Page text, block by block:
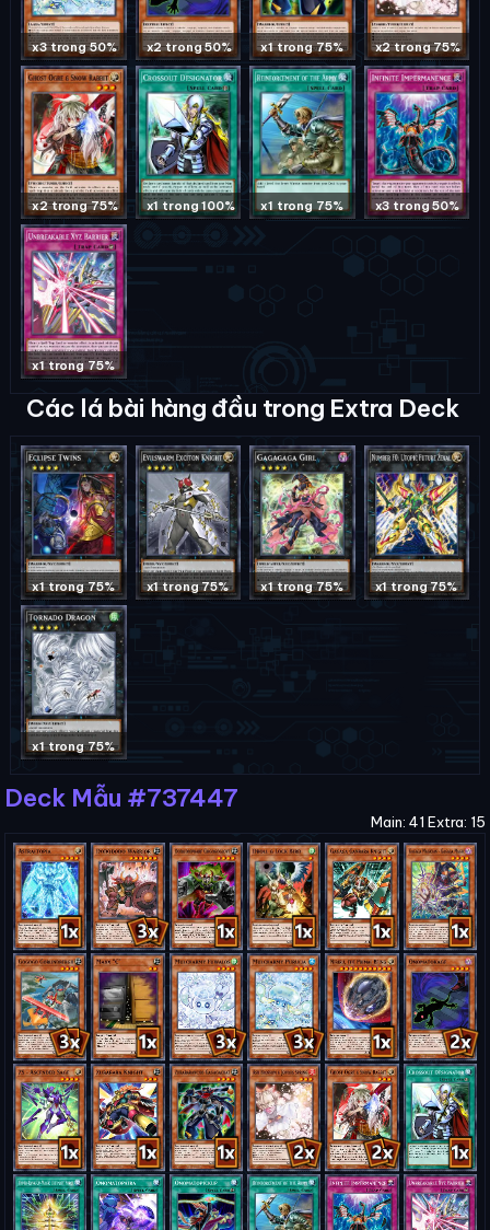
x3 trong 50% x2 trong 50% x1 trong 75% x2 trong 75%
x2 trong 75% x1 trong 100% x1 trong 75% x3 trong 50%
x1 trong 75%
Các lá bài hàng đầu trong Extra Deck
x1 trong 75% x1 trong 75% x1 trong 75% x1 trong 75%
x1 trong 75%
Deck Mẫu #737447
Main: 41 Extra: 15